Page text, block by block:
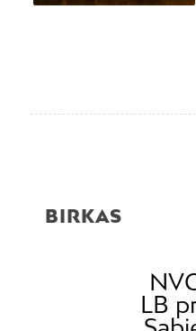
BIRKAS
LB